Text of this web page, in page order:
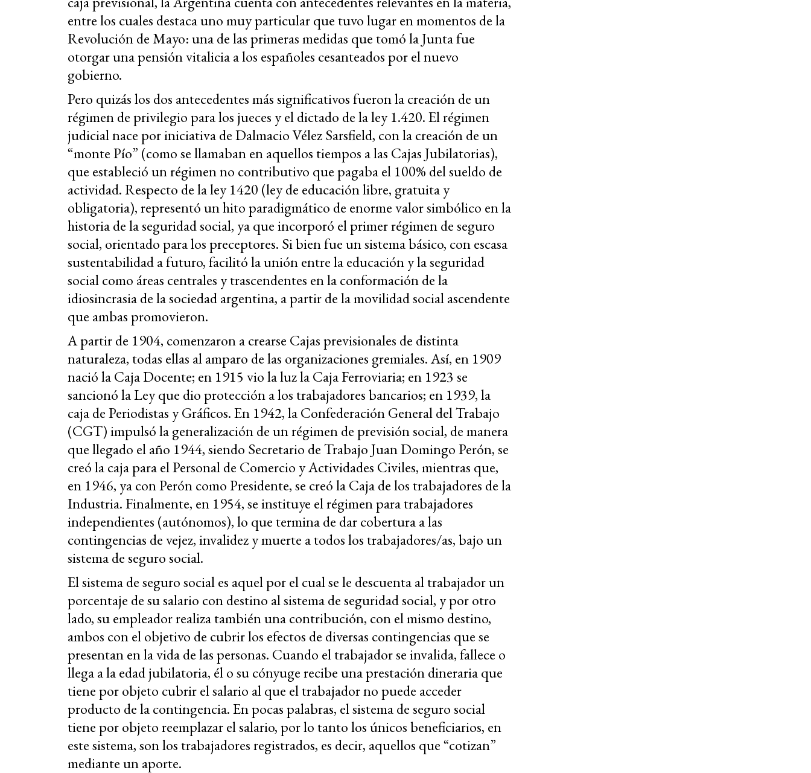
entre los cuales destaca uno muy particular que tuvo lugar en momentos de la
Revolución de Mayo: una de las primeras medidas que tomó la Junta fue
otorgar una pensión vitalicia a los españoles cesanteados por el nuevo
gobierno.
Pero quizás los dos antecedentes más significativos fueron la creación de un
régimen de privilegio para los jueces y el dictado de la ley 1.420. El régimen
judicial nace por iniciativa de Dalmacio Vélez Sarsfield, con la creación de un
“monte Pío” (como se llamaban en aquellos tiempos a las Cajas Jubilatorias),
que estableció un régimen no contributivo que pagaba el 100% del sueldo de
actividad. Respecto de la ley 1420 (ley de educación libre, gratuita y
obligatoria), representó un hito paradigmático de enorme valor simbólico en la
historia de la seguridad social, ya que incorporó el primer régimen de seguro
social, orientado para los preceptores. Si bien fue un sistema básico, con escasa
sustentabilidad a futuro, facilitó la unión entre la educación y la seguridad
social como áreas centrales y trascendentes en la conformación de la
idiosincrasia de la sociedad argentina, a partir de la movilidad social ascendente
que ambas promovieron.
A partir de 1904, comenzaron a crearse Cajas previsionales de distinta
naturaleza, todas ellas al amparo de las organizaciones gremiales. Así, en 1909
nació la Caja Docente; en 1915 vio la luz la Caja Ferroviaria; en 1923 se
sancionó la Ley que dio protección a los trabajadores bancarios; en 1939, la
caja de Periodistas y Gráficos. En 1942, la Confederación General del Trabajo
(CGT) impulsó la generalización de un régimen de previsión social, de manera
que llegado el año 1944, siendo Secretario de Trabajo Juan Domingo Perón, se
creó la caja para el Personal de Comercio y Actividades Civiles, mientras que,
en 1946, ya con Perón como Presidente, se creó la Caja de los trabajadores de la
Industria. Finalmente, en 1954, se instituye el régimen para trabajadores
independientes (autónomos), lo que termina de dar cobertura a las
contingencias de vejez, invalidez y muerte a todos los trabajadores/as, bajo un
sistema de seguro social.
El sistema de seguro social es aquel por el cual se le descuenta al trabajador un
porcentaje de su salario con destino al sistema de seguridad social, y por otro
lado, su empleador realiza también una contribución, con el mismo destino,
ambos con el objetivo de cubrir los efectos de diversas contingencias que se
presentan en la vida de las personas. Cuando el trabajador se invalida, fallece o
llega a la edad jubilatoria, él o su cónyuge recibe una prestación dineraria que
tiene por objeto cubrir el salario al que el trabajador no puede acceder
producto de la contingencia. En pocas palabras, el sistema de seguro social
tiene por objeto reemplazar el salario, por lo tanto los únicos beneficiarios, en
este sistema, son los trabajadores registrados, es decir, aquellos que “cotizan”
mediante un aporte.